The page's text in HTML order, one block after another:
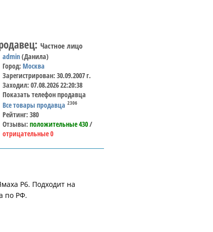
Частное лицо
admin(Данила)
Город: Москва
Зарегистрирован: 30.09.2007 г.
Заходил: 07.08.2026 22:20:38
Показать телефон продавца
Все товары продавца 2306
Рейтинг: 380
Отзывы:положительные 430/
отрицательные 0
Р6. Подходит на
по РФ.